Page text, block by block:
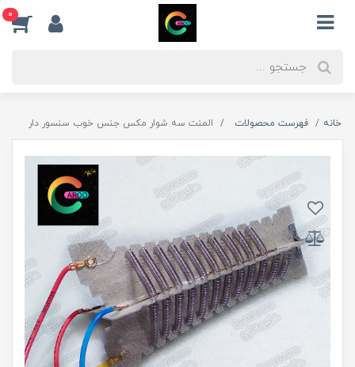
0
خانه فهرست محصولات المنت سه شوار مکس جنس خوب سنسور دار